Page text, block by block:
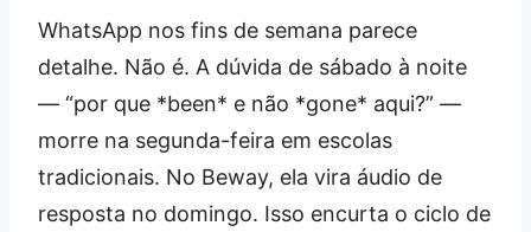
WhatsApp nos fins de semana parece
detalhe. Não é. A dúvida de sábado à noite
— “por que *been* e não *gone* aqui?” —
morre na segunda-feira em escolas
tradicionais. No Beway, ela vira áudio de
resposta no domingo. Isso encurta o ciclo de